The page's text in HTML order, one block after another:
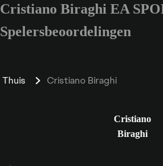
Enter a minimum of 3
Cristiano Biraghi EA
Spelersbeoordelingen
Thuis Cristiano Biraghi
Cristiano
Biraghi